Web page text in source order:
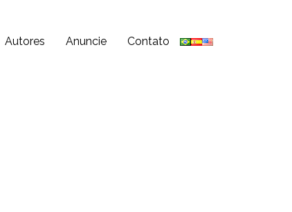
Autores Anuncie Contato